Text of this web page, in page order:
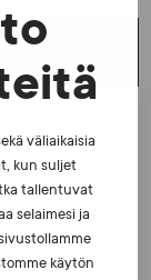
väliaikaisia
kun suljet
tallentuvat
selaimesi ja
käytön
kysymyksiä